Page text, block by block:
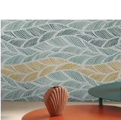
Loading